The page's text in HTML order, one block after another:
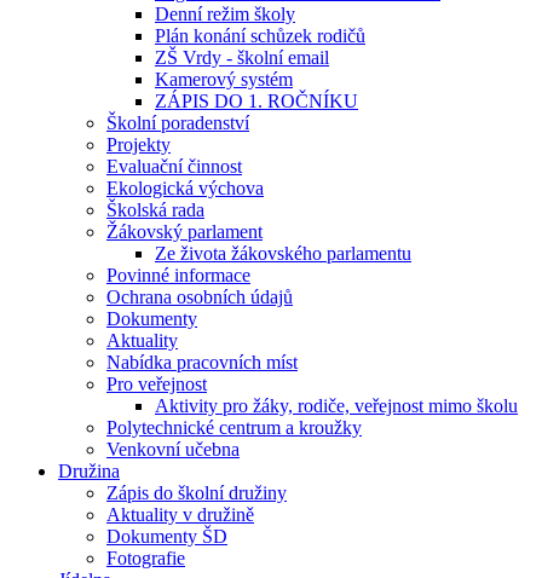
Denní režim školy
Plán konání schůzek rodičů
ZŠ Vrdy - školní email
Kamerový systém
ZÁPIS DO 1. ROČNÍKU
Školní poradenství
Projekty
Evaluační činnost
Ekologická výchova
Školská rada
Žákovský parlament
Ze života žákovského parlamentu
Povinné informace
Ochrana osobních údajů
Dokumenty
Aktuality
Nabídka pracovních míst
Pro veřejnost
Aktivity pro žáky, rodiče, veřejnost mimo školu
Polytechnické centrum a kroužky
Venkovní učebna
Družina
Zápis do školní družiny
Aktuality v družině
Dokumenty ŠD
Fotografie